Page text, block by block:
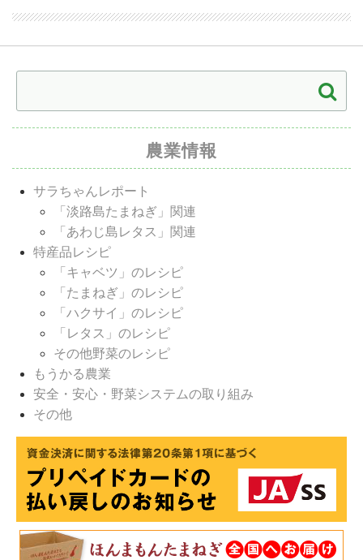
農業情報
サラちゃんレポート
「淡路島たまねぎ」関連
「あわじ島レタス」関連
特産品レシピ
「キャベツ」のレシピ
「たまねぎ」のレシピ
「ハクサイ」のレシピ
「レタス」のレシピ
その他野菜のレシピ
もうかる農業
安全・安心・野菜システムの取り組み
その他